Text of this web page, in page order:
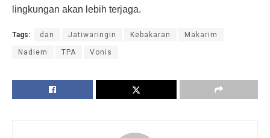
lingkungan akan lebih terjaga.
Tags: dan Jatiwaringin Kebakaran Makarim
Nadiem TPA Vonis